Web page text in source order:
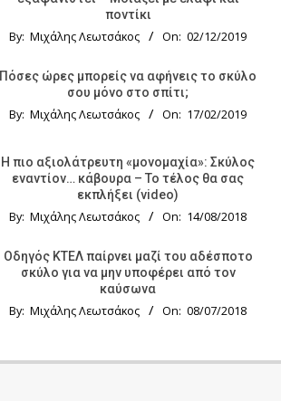
ποντίκι
By: Μιχάλης Λεωτσάκος On: 02/12/2019
Πόσες ώρες μπορείς να αφήνεις το σκύλο
σου μόνο στο σπίτι;
By: Μιχάλης Λεωτσάκος On: 17/02/2019
Η πιο αξιολάτρευτη «μονομαχία»: Σκύλος
εναντίον… κάβουρα – Το τέλος θα σας
εκπλήξει (video)
By: Μιχάλης Λεωτσάκος On: 14/08/2018
Οδηγός KTΕΛ παίρνει μαζί του αδέσποτο
σκύλο για να μην υποφέρει από τον
καύσωνα
By: Μιχάλης Λεωτσάκος On: 08/07/2018